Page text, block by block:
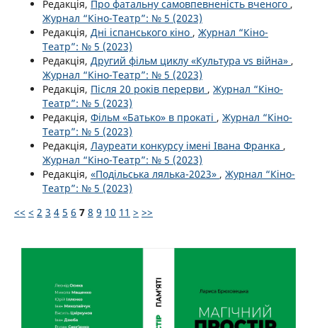
Редакція, Про фатальну самовпевненість вченого ,
Журнал “Кіно-Театр”: № 5 (2023)
Редакція, Дні іспанського кіно , Журнал “Кіно-
Театр”: № 5 (2023)
Редакція, Другий фільм циклу «Культура vs війна» ,
Журнал “Кіно-Театр”: № 5 (2023)
Редакція, Після 20 років перерви , Журнал “Кіно-
Театр”: № 5 (2023)
Редакція, Фільм «Батько» в прокаті , Журнал “Кіно-
Театр”: № 5 (2023)
Редакція, Лауреати конкурсу імені Івана Франка ,
Журнал “Кіно-Театр”: № 5 (2023)
Редакція, «Подільська лялька-2023» , Журнал “Кіно-
Театр”: № 5 (2023)
<< < 2 3 4 5 6 7 8 9 10 11 > >>